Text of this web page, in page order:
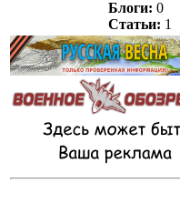
Блоги: 0
Статьи: 1